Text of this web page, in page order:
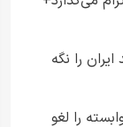
را نگه
را لغو